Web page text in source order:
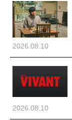
2026.08.10
2026.08.10